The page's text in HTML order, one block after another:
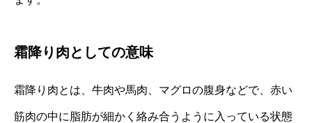
霜降り肉としての意味
霜降り肉とは、牛肉や馬肉、マグロの腹身などで、赤い
筋肉の中に脂肪が細かく絡み合うように入っている状態